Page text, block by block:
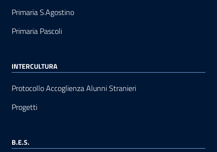
Primaria S.Agostino
Primaria Pascoli
INTERCULTURA
Protocollo Accoglienza Alunni Stranieri
Progetti
B.E.S.